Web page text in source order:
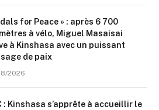
for Peace » : après 6 700
à vélo, Miguel Masaisai
à Kinshasa avec un puissant
de paix
2026
: Kinshasa s’apprête à accueillir le